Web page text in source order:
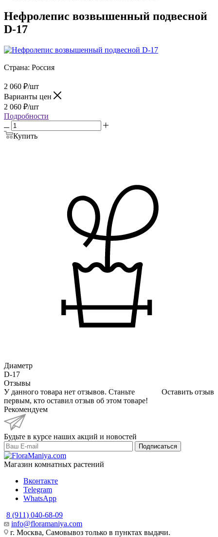
Нефролепис возвышенный подвесной
D-17
Страна: Россия
2 060 ₽/шт
Варианты цен
2 060 ₽/шт
Подробности
Купить
Диаметр
D-17
Отзывы
Оставить отзыв
У данного товара нет отзывов. Станьте
первым, кто оставил отзыв об этом товаре!
Рекомендуем
Будьте в курсе наших акций и новостей
Подписаться
Магазин комнатных растений
Вконтакте
Telegram
WhatsApp
8 (911) 040-68-09
info@floramaniya.com
г. Москва, Самовывоз только в пунктах выдачи.